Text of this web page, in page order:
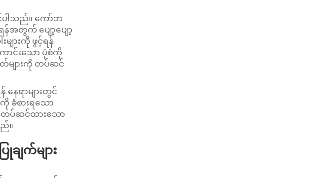
ပါသည်။ ကော်ဘ
အတွက် ပျော့ပျော့
ျားကို ဖွင့်ရန်
ာင်းသော ပုံစံကို
များကို တပ်ဆင်
ေရာများတွင်
ကို ခံစားရသော
တပ်ဆင်ထားသော
။
ျက်များ